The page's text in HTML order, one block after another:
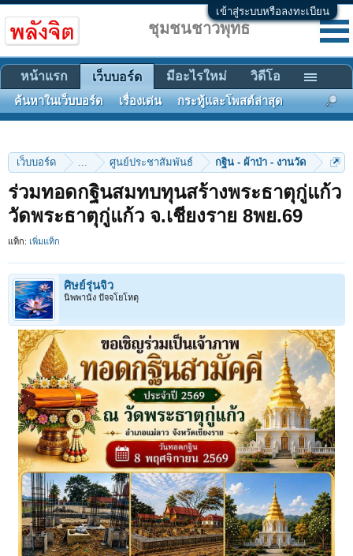
เข้าสู่ระบบหรือลงทะเบียน
เว็บบอร์ด ... ศูนย์ประชาสัมพันธ์ กฐิน - ผ้าป่า - งานวัด
ร่วมทอดกฐินสมทบทุนสร้างพระธาตุกู่แก้ว
วัดพระธาตุกู่แก้ว จ.เชียงราย 8พย.69
แท็ก: เพิ่มแท็ก
ศิษย์รุ่นจิ๋ว
นิพพานัง ปัจจโยโหตุ
ชุมชนชาวพุทธ
หน้าแรก เว็บบอร์ด
ค้นหาในเว็บบอร์ด เรื่องเด่น กระทู้และโพสต์ล่าสุด
มีอะไรใหม่ วิดีโอ